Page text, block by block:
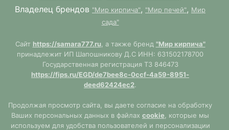
Владелец брендов "Мир кирпича", "Мир печей", Мир
сада"
Сайт https://samara777.ru, а также бренд "Мир кирпича"
принадлежит ИП Шапошникову Д.С ИНН: 631502178700
Государственная регистрация ТЗ 846473
https://fips.ru/EGD/de7bee8c-0ccf-4a59-8951-
deed62424ec2.
Продолжая просмотр сайта, вы даете согласие на обработку
Ваших персональных данных в файлах cookie , которые мы
используем для удобства пользователей и персонализации